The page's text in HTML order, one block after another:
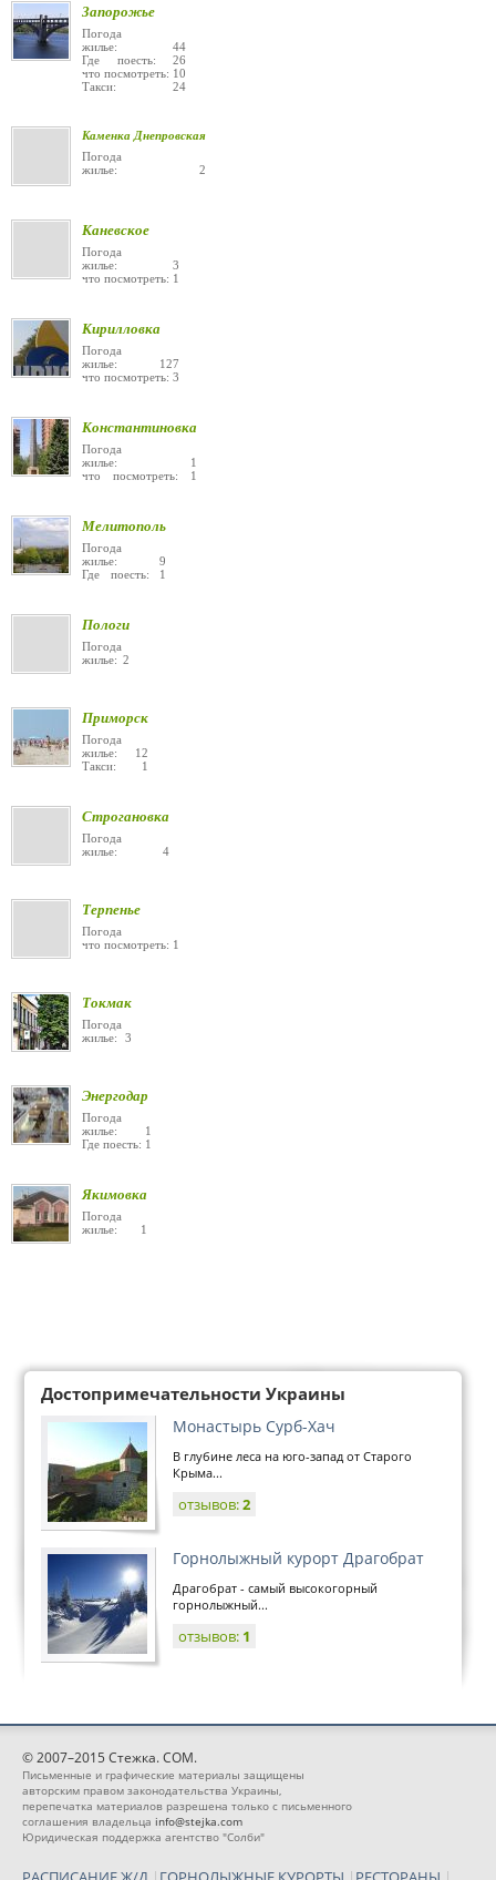
Запорожье
Погода
жилье: 44
Где поесть: 26
что посмотреть: 10
Такси: 24
Каменка Днепровская
Погода
жилье: 2
Каневское
Погода
жилье: 3
что посмотреть: 1
Кирилловка
Погода
жилье: 127
что посмотреть: 3
Константиновка
Погода
жилье: 1
что посмотреть: 1
Мелитополь
Погода
жилье: 9
Где поесть: 1
Пологи
Погода
жилье: 2
Приморск
Погода
жилье: 12
Такси: 1
Строгановка
Погода
жилье: 4
Терпенье
Погода
что посмотреть: 1
Токмак
Погода
жилье: 3
Энергодар
Погода
жилье: 1
Где поесть: 1
Якимовка
Погода
жилье: 1
Достопримечательности Украины
Монастырь Сурб-Хач
В глубине леса на юго-запад от Старого
Крыма...
отзывов:2
Горнолыжный курорт Драгобрат
Драгобрат - самый высокогорный
горнолыжный...
отзывов: 1
© 2007–2015 Стежка. COM.
Письменные и графические материалы защищены
авторским правом законодательства Украины,
перепечатка материалов разрешена только с письменного
соглашения владельца info@stejka.com
Юридическая поддержка агентство "Солби"